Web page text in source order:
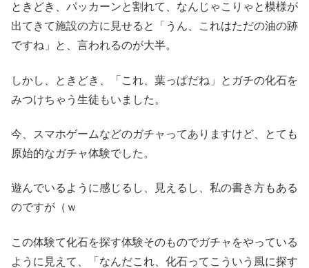
ときどき、パッカーンと割れて、なんじゃこりゃと模様が
出てきて施設の方に見せると「うん、これはただの油の跡
ですね」と、言われるのが大半。
しかし、ときどき、「これ、葉っぱだね」とガチの化石を
みつけちゃう生徒もいました。
今、スマホゲームなどのガチャってありますけど、とても
原始的なガチャ体験でした。
遊んでいるように感じるし、見えるし、私の書き方もある
のですが（ｗ
この体験て化石を探す体験そのものでガチャをやっている
ように見えて、「なんだこれ、化石ってこういう風に探す